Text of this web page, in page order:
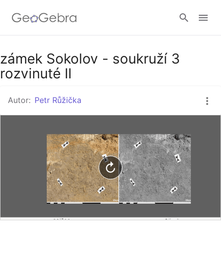
Google Classroom
zámek Sokolov - soukruží 3
rozvinuté II
Autor: Petr Růžička